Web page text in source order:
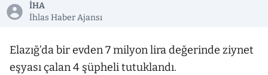
İHA
İhlas Haber Ajansı
Elazığ’da bir evden 7 milyon lira değerinde ziynet
eşyası çalan 4 şüpheli tutuklandı.